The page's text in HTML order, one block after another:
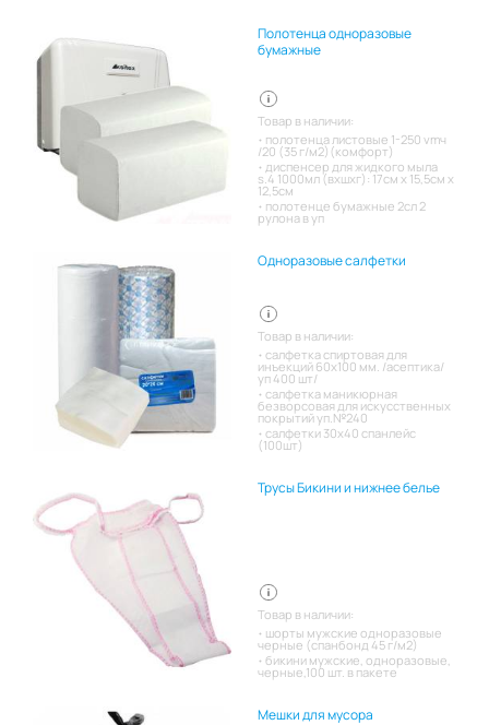
Полотенца одноразовые
бумажные
Товар в наличии:
полотенца листовые 1-250 vmч
/20 (35 г/м2)(комфорт)
диспенсер для жидкого мыла
s.4 1000мл (вхшхг): 17см x 15,5см x
12,5см
полотенце бумажные 2сл 2
рулона в уп
Одноразовые салфетки
Товар в наличии:
салфетка спиртовая для
инъекций 60х100 мм. /асептика/
уп 400 шт/
салфетка маникюрная
безворсовая для искусственных
покрытий уп.№240
салфетки 30х40 спанлейс
(100шт)
Трусы Бикини и нижнее белье
Товар в наличии:
шорты мужские одноразовые
черные (спанбонд 45 г/м2)
бикини мужские, одноразовые,
черные,100 шт. в пакете
Мешки для мусора